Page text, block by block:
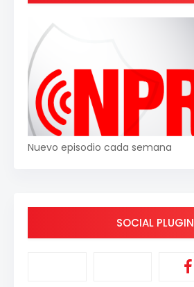
Nuevo episodio cada semana
SOCIAL PLUGIN